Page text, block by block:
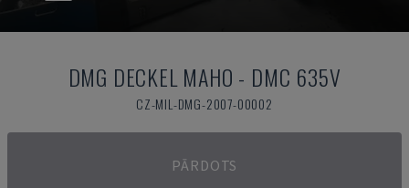
DMG DECKEL MAHO - DMC 635V
CZ-MIL-DMG-2007-00002
PĀRDOTS